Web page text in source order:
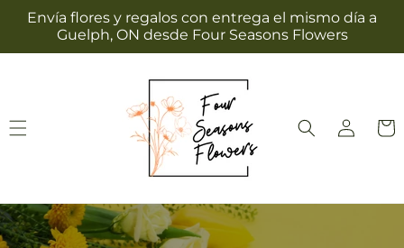
directamente
al contenido
Envía flores y regalos con entrega el mismo día a
Guelph, ON desde Four Seasons Flowers
Iniciar
sesión